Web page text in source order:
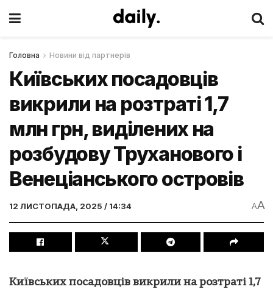
Головна Новини від партнерів
Київських посадовців
викрили на розтраті 1,7
млн грн, виділених на
розбудову Труханового і
Венеціанського островів
12 ЛИСТОПАДА, 2025 / 14:34 AA
Київських посадовців викрили на розтраті 1,7